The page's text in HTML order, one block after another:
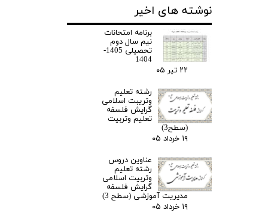
نوشته های اخیر
برنامه امتحانات
نیم سال دوم
تحصیلی 1405-
1404
۲۲ تیر ۰۵
رشته تعلیم
وتریبت اسلامی
گرایش فلسفه
تعلیم وتربیت
(سطح3)
۱۹ خرداد ۰۵
عناوین دروس
رشته تعلیم
وتربیت اسلامی
گرایش فلسفه
مدیریت آموزشی (سطح 3)
۱۹ خرداد ۰۵